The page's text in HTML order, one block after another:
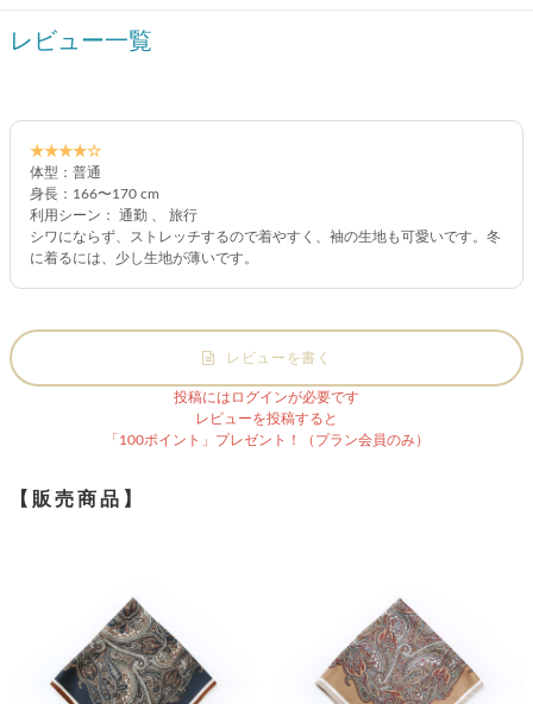
レビュー一覧
★★★★☆
体型：普通
身長：166〜170 cm
利用シーン： 通勤 、 旅行
シワにならず、ストレッチするので着やすく、袖の生地も可愛いです。冬
に着るには、少し生地が薄いです。
レビューを書く
投稿にはログインが必要です
レビューを投稿すると
「100ポイント」プレゼント！（プラン会員のみ）
【販売商品】